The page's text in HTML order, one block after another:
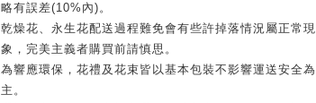
略有誤差(10%內)。
乾燥花、永生花配送過程難免會有些許掉落情況屬正常現
象，完美主義者購買前請慎思。
為響應環保，花禮及花束皆以基本包裝不影響運送安全為
主。